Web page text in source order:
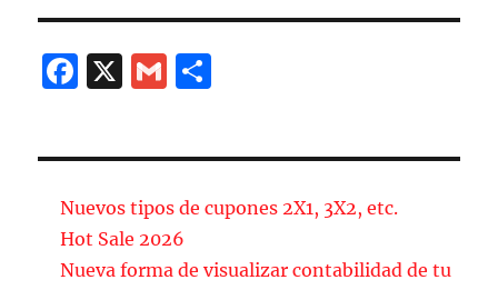
F
b
o
X
G
a
Nuevos tipos de cupones 2X1, 3X2, etc.
Hot Sale 2026
Nueva forma de visualizar contabilidad de tu